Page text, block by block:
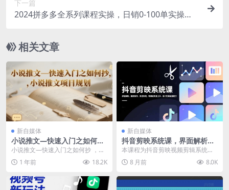
下一篇
2024拼多多全系列课程实操，日销0-100单实操
相关文章
新自媒体
小说推文—快速入门之如何抄
，小说推文项目规划
小说推文—快速入门之如何抄 ，小
说推文项目规划 项目内容： 太极搬
运 ai图文 ...
1 年前 18.2K
新自媒体
抖音剪映系统课，界面解析、
爆款制作、高级特效，零基础
本课程为抖音剪映视频剪辑系统教
程，从剪映软件界面解析和基础设
置开始，逐步教学视频...
8 月前 8.0K